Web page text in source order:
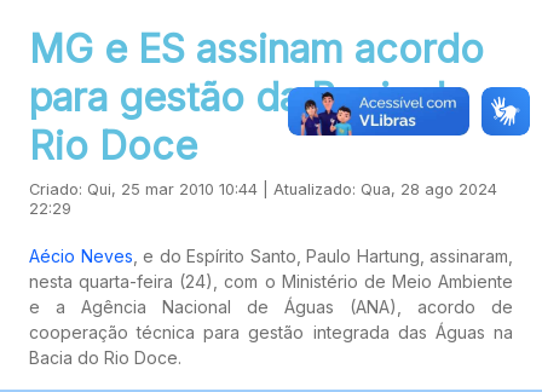
MG e ES assinam acordo
para gestão da Bacia do
Rio Doce
Criado: Qui, 25 mar 2010 10:44 | Atualizado: Qua, 28 ago 2024
22:29
Aécio Neves , e do Espírito Santo, Paulo Hartung, assinaram,
nesta quarta-feira (24), com o Ministério de Meio Ambiente
e a Agência Nacional de Águas (ANA), acordo de
cooperação técnica para gestão integrada das Águas na
Bacia do Rio Doce.